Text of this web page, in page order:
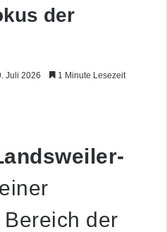
der
Juli 2026 1 Minute Lesezeit
der